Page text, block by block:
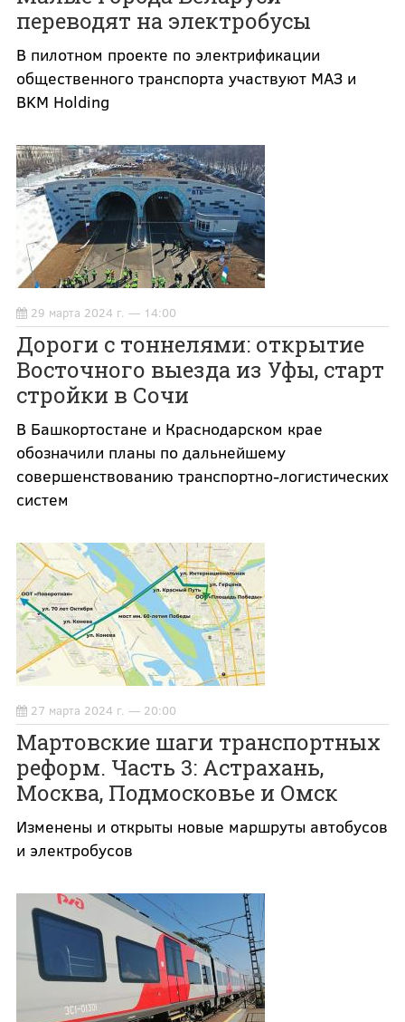
переводят на электробусы
В пилотном проекте по электрификации
общественного транспорта участвуют МАЗ и
BKM Holding
29 марта 2024 г. — 14:00
Дороги с тоннелями: открытие
Восточного выезда из Уфы, старт
стройки в Сочи
В Башкортостане и Краснодарском крае
обозначили планы по дальнейшему
совершенствованию транспортно-логистических
систем
27 марта 2024 г. — 20:00
Мартовские шаги транспортных
реформ. Часть 3: Астрахань,
Москва, Подмосковье и Омск
Изменены и открыты новые маршруты автобусов
и электробусов